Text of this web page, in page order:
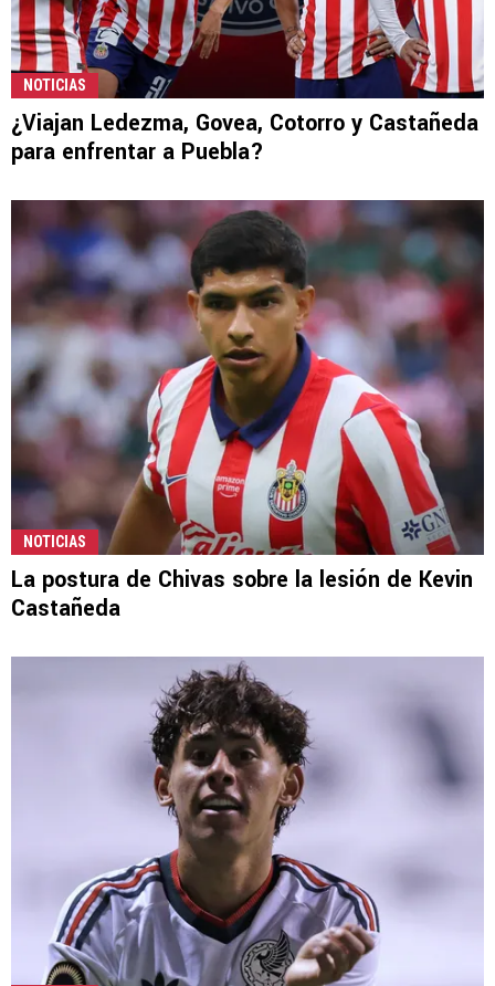
NOTICIAS
¿Viajan Ledezma, Govea, Cotorro y Castañeda
para enfrentar a Puebla?
NOTICIAS
La postura de Chivas sobre la lesión de Kevin
Castañeda